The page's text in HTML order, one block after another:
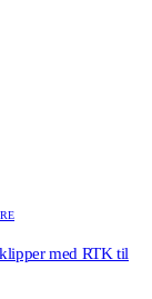
med RTK til